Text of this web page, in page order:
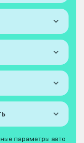
параметры авто